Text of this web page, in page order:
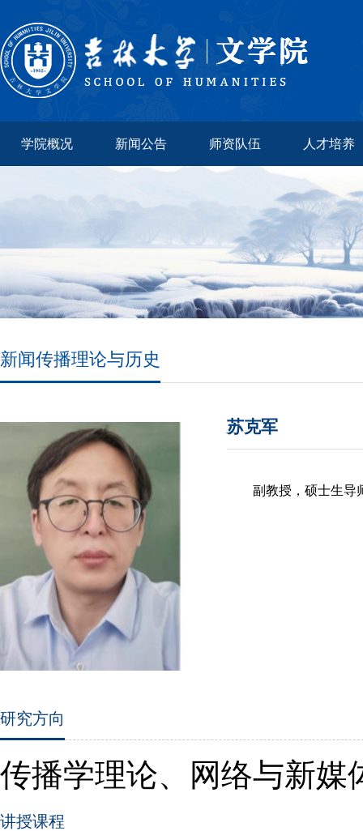
学院概况 新闻公告 师资队伍 人才培养
新闻传播理论与历史
苏克军
副教授，硕士生导
研究方向
传播学理论、网络与新媒
讲授课程